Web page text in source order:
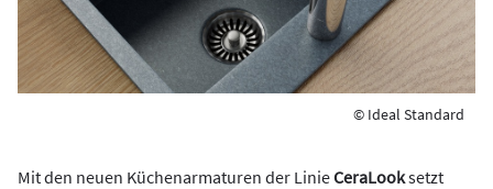
© Ideal Standard
Mit den neuen Küchenarmaturen der LinieCeraLooksetzt